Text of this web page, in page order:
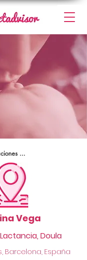
...
Vega
Doula
Barcelona, España